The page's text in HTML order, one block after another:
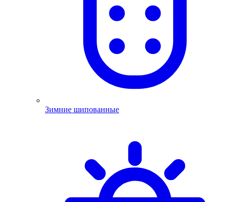
Зимние шипованные